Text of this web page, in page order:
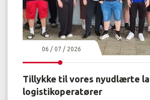
06 / 07 / 2026
Tillykke til vores nyudlærte
logistikoperatører